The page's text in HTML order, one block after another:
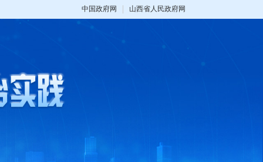
中国政府网 山西省人民政府网